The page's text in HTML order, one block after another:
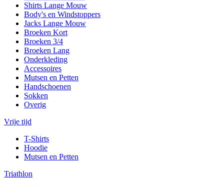
Shirts Lange Mouw
Body's en Windstoppers
Jacks Lange Mouw
Broeken Kort
Broeken 3/4
Broeken Lang
Onderkleding
Accessoires
Mutsen en Petten
Handschoenen
Sokken
Overig
Vrije tijd
T-Shirts
Hoodie
Mutsen en Petten
Triathlon